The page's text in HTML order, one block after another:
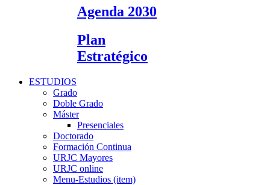
Agenda 2030
Plan
Estratégico
ESTUDIOS
Grado
Doble Grado
Máster
Presenciales
Doctorado
Formación Continua
URJC Mayores
URJC online
Menu-Estudios (item)